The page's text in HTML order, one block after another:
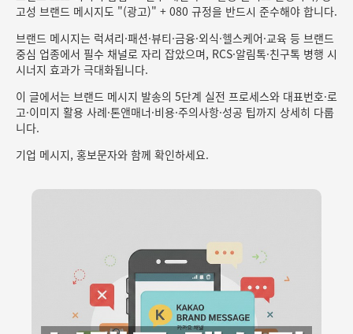
고성 브랜드 메시지도 "(광고)" + 080 규정을 반드시 준수해야 합니다.
브랜드 메시지는 럭셔리·패션·뷰티·금융·외식·헬스케어·교육 등 브랜드
중심 업종에서 필수 채널로 자리 잡았으며, RCS·알림톡·친구톡 병행 시
시너지 효과가 극대화됩니다.
이 글에서는 브랜드 메시지 발송의 5단계 실전 프로세스와 대표번호·로
고·이미지 활용 사례·톤앤매너·비용·주의사항·성공 팁까지 상세히 다룹
니다.
기업 메시지, 홍보문자와 함께 확인하세요.